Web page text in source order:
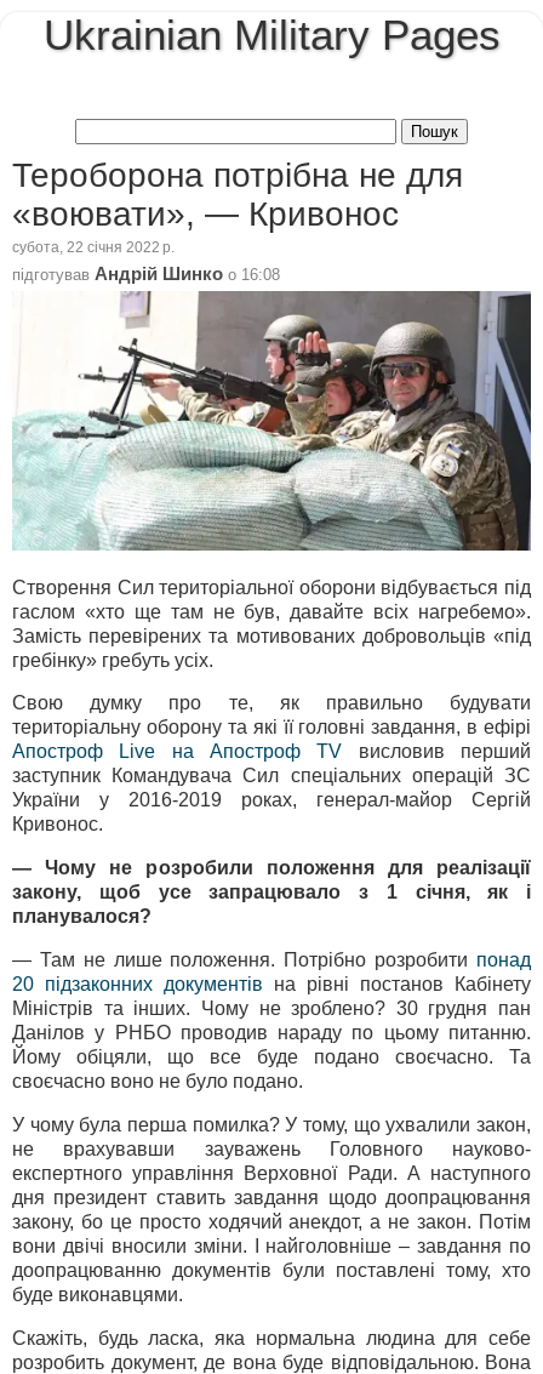
Ukrainian Military Pages
Тероборона потрібна не для
«воювати», — Кривонос
субота, 22 січня 2022 р.
підготував Андрій Шинко о 16:08
Створення Сил територіальної оборони відбувається під
гаслом «хто ще там не був, давайте всіх нагребемо».
Замість перевірених та мотивованих добровольців «під
гребінку» гребуть усіх.
Свою думку про те, як правильно будувати
територіальну оборону та які її головні завдання, в ефірі
Апостроф Live на Апостроф TV висловив перший
заступник Командувача Сил спеціальних операцій ЗС
України у 2016-2019 роках, генерал-майор Сергій
Кривонос.
— Чому не розробили положення для реалізації
закону, щоб усе запрацювало з 1 січня, як і
планувалося?
— Там не лише положення. Потрібно розробити понад
20 підзаконних документів на рівні постанов Кабінету
Міністрів та інших. Чому не зроблено? 30 грудня пан
Данілов у РНБО проводив нараду по цьому питанню.
Йому обіцяли, що все буде подано своєчасно. Та
своєчасно воно не було подано.
У чому була перша помилка? У тому, що ухвалили закон,
не врахувавши зауважень Головного науково-
експертного управління Верховної Ради. А наступного
дня президент ставить завдання щодо доопрацювання
закону, бо це просто ходячий анекдот, а не закон. Потім
вони двічі вносили зміни. І найголовніше – завдання по
доопрацюванню документів були поставлені тому, хто
буде виконавцями.
Скажіть, будь ласка, яка нормальна людина для себе
розробить документ, де вона буде відповідальною. Вона